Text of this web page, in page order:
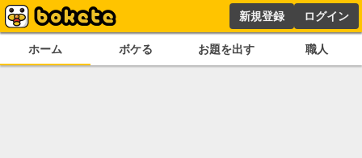
新規登録 ログイン
ホーム ボケる お題を出す 職人